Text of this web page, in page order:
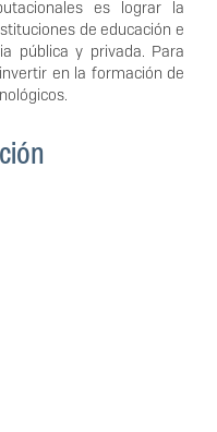
es lograr la
de educación e
pública y privada. Para
en la formación de